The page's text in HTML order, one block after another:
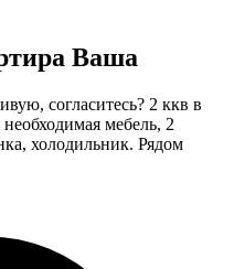
Ваша
согласитесь? 2 ккв в
мебель, 2
холодильник. Рядом